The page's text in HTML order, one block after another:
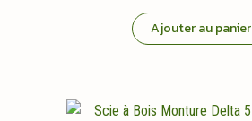
Ajouter au panier